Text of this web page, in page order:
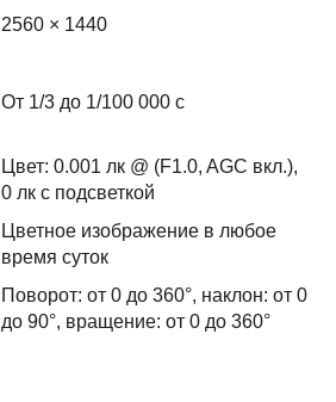
2560 × 1440
От 1/3 до 1/100 000 с
Цвет: 0.001 лк @ (F1.0, AGC вкл.),
0 лк с подсветкой
Цветное изображение в любое
время суток
Поворот: от 0 до 360°, наклон: от 0
до 90°, вращение: от 0 до 360°